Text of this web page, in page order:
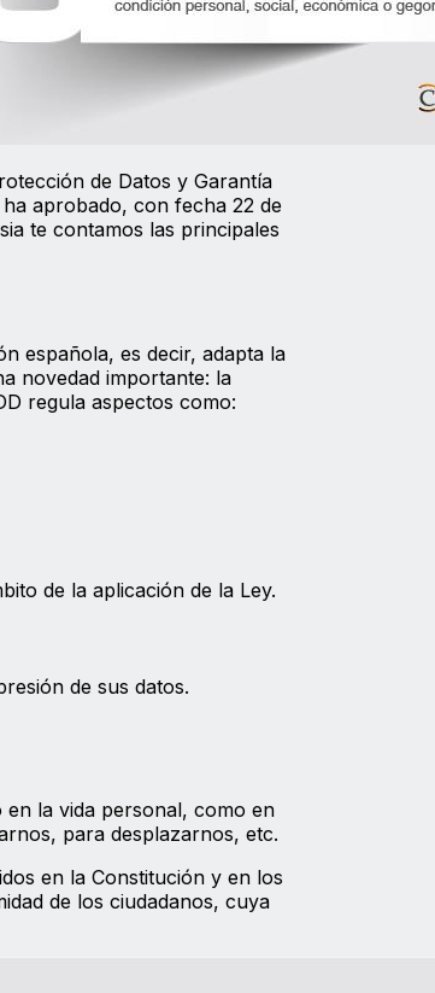
de Datos y Garantía
aprobado, con fecha 22 de
te contamos las principales
española, es decir, adapta la
novedad importante: la
regula aspectos como:
de la aplicación de la Ley.
de sus datos.
en la vida personal, como en
para desplazarnos, etc.
en la Constitución y en los
de los ciudadanos, cuya